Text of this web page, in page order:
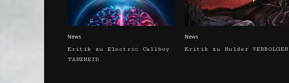
News
Kritik zu Electric Callboy
TANZNEID
News
Kritik zu Hulder VERBOLGEN